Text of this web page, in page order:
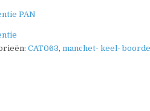
PAN
CAT063,manchet- keel-